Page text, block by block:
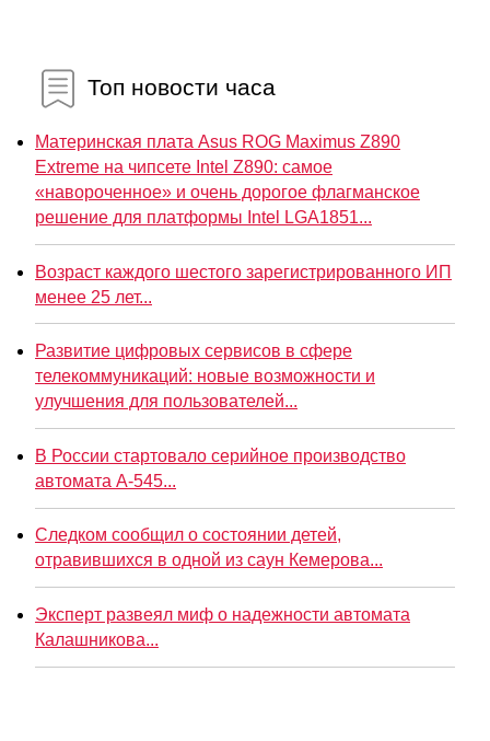
Топ новости часа
Материнская плата Asus ROG Maximus Z890
Extreme на чипсете Intel Z890: самое
«навороченное» и очень дорогое флагманское
решение для платформы Intel LGA1851...
Возраст каждого шестого зарегистрированного ИП
менее 25 лет...
Развитие цифровых сервисов в сфере
телекоммуникаций: новые возможности и
улучшения для пользователей...
В России стартовало серийное производство
автомата А-545...
Следком сообщил о состоянии детей,
отравившихся в одной из саун Кемерова...
Эксперт развеял миф о надежности автомата
Калашникова...